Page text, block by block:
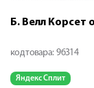
Б. Велл Корсет
код товара: 96314
Яндекс Сплит